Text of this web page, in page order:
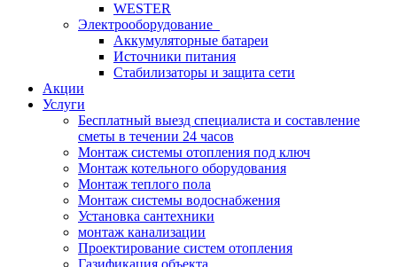
WESTER
Электрооборудование
Аккумуляторные батареи
Источники питания
Стабилизаторы и защита сети
Акции
Услуги
Бесплатный выезд специалиста и составление
сметы в течении 24 часов
Монтаж системы отопления под ключ
Монтаж котельного оборудования
Монтаж теплого пола
Монтаж системы водоснабжения
Установка сантехники
монтаж канализации
Проектирование систем отопления
Газификация объекта